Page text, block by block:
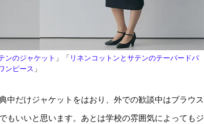
ンのジャケット 」「 リネンコットンとサテンのテーパードパ
ンピース 」
中だけジャケットをはおり、外での歓談中はブラウス
もいいと思います。あとは学校の雰囲気によってもジ